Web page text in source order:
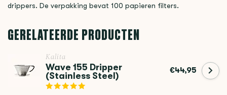
drippers. De verpakking bevat 100 papieren filters.
GERELATEERDE PRODUCTEN
Kalita
Wave 155 Dripper
(Stainless Steel)
€44,95